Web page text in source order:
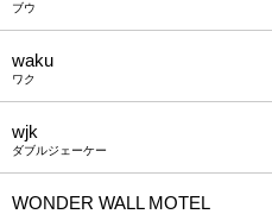
ブウ
waku
ワク
wjk
ダブルジェーケー
WONDER WALL MOTEL